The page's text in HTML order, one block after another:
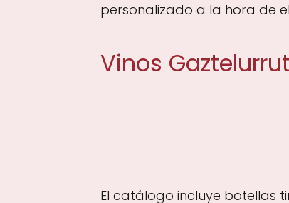
personalizado a la hora de
Vinos
El catálogo incluye botellas